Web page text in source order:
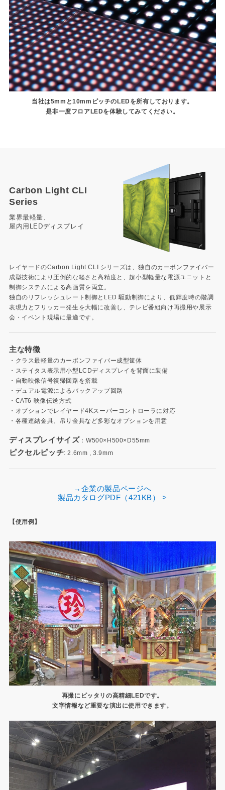
当社は5mmと10mmピッチのLEDを所有しております。
是非一度フロアLEDを体験してみてください。
Carbon Light CLI
Series
業界最軽量、
屋内用LEDディスプレイ
レイヤードのCarbon Light CLI シリーズは、独自のカーボンファイバー
成型技術により圧倒的な軽さと高精度と、超小型軽量な電源ユニットと
制御システムによる高画質を両立。
独自のリフレッシュレート制御とLED 駆動制御により、低輝度時の階調
表現力とフリッカー発生を大幅に改善し、テレビ番組向け再撮用や展示
会・イベント現場に最適です。
主な特徴
・クラス最軽量のカーボンファイバー成型筐体
・ステイタス表示用小型LCDディスプレイを背面に装備
・自動映像信号復帰回路を搭載
・デュアル電源によるバックアップ回路
・CAT6 映像伝送方式
・オプションでレイヤード4Kスーパーコントローラに対応
・各種連結金具、吊り金具など多彩なオプションを用意
ディスプレイサイズ ：W500×H500×D55mm
ピクセルピッチ: 2.6mm , 3.9mm
→企業の製品ページへ
製品カタログPDF（421KB） >
【使用例】
再撮にピッタリの高精細LEDです。
文字情報など重要な演出に使用できます。